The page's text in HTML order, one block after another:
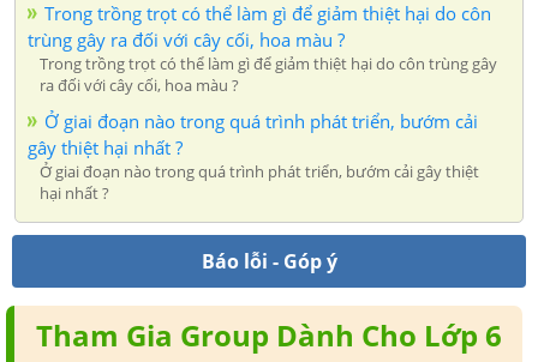
Trong trồng trọt có thể làm gì để giảm thiệt hại do côn
trùng gây ra đối với cây cối, hoa màu ?
Trong trồng trọt có thể làm gì để giảm thiệt hại do côn trùng gây
ra đối với cây cối, hoa màu ?
Ở giai đoạn nào trong quá trình phát triển, bướm cải
gây thiệt hại nhất ?
Ở giai đoạn nào trong quá trình phát triển, bướm cải gây thiệt
hại nhất ?
Báo lỗi - Góp ý
Tham Gia Group Dành Cho Lớp 6